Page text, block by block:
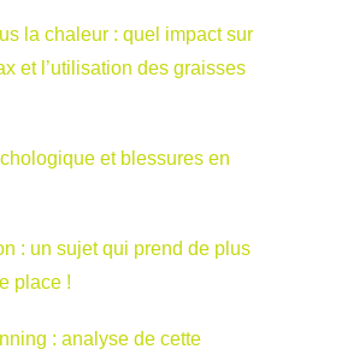
la chaleur : quel impact sur
et l’utilisation des graisses
et blessures en
: un sujet qui prend de plus
place !
: analyse de cette